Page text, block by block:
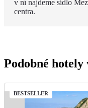
v ní najdeme sídlo
centra.
Podobné hotely
BESTSELLER